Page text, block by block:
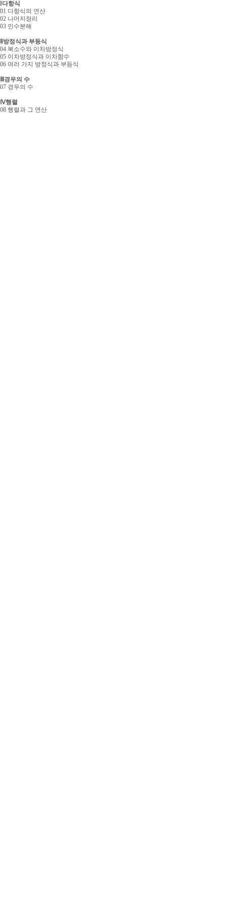
Ⅰ다항식
01 다항식의 연산
02 나머지정리
03 인수분해
Ⅱ방정식과 부등식
04 복소수와 이차방정식
05 이차방정식과 이차함수
06 여러 가지 방정식과 부등식
Ⅲ경우의 수
07 경우의 수
Ⅳ행렬
08 행렬과 그 연산